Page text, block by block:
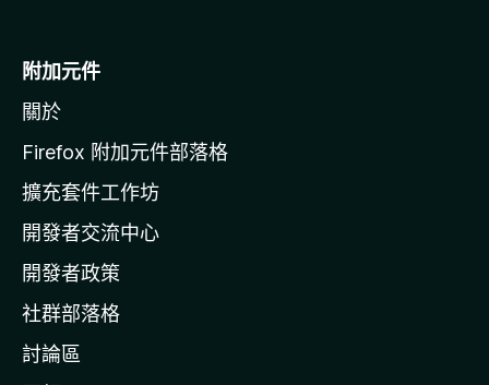
o
i
l
a
官
網
附加元件
關於
Firefox 附加元件部落格
擴充套件工作坊
開發者交流中心
開發者政策
社群部落格
討論區